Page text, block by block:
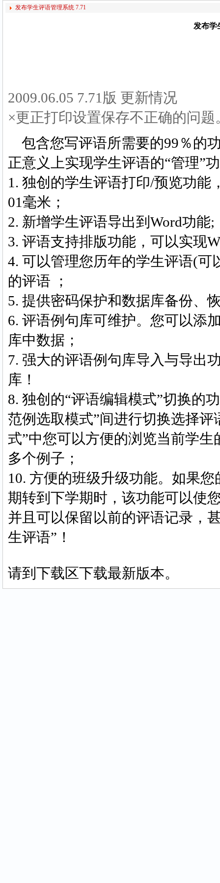
发布学生评语管理系统 7.71
发布学
2009.06.05 7.71版 更新情况
×更正打印设置保存不正确的问题
包含您写评语所需要的99％的
正意义上实现学生评语的“管理”
1. 独创的学生评语打印/预览功能
01毫米；
2. 新增学生评语导出到Word功能;
3. 评语支持排版功能，可以实现
4. 可以管理您历年的学生评语(
的评语 ；
5. 提供密码保护和数据库备份、
6. 评语例句库可维护。您可以添
库中数据；
7. 强大的评语例句库导入与导出
库！
8. 独创的“评语编辑模式”切换的
范例选取模式”间进行切换选择
式”中您可以方便的浏览当前学
多个例子；
10. 方便的班级升级功能。如果
期转到下学期时，该功能可以使
并且可以保留以前的评语记录，
生评语”！
请到下载区下载最新版本。